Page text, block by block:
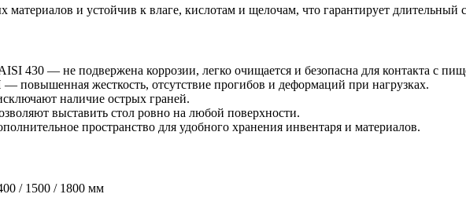
материалов и устойчив к влаге, кислотам и щелочам, что гарантирует
430 — не подвержена коррозии, легко очищается и безопасна для контакта с
жесткость, отсутствие прогибов и деформаций при нагрузках.
наличие острых граней.
выставить стол ровно на любой поверхности.
пространство для удобного хранения инвентаря и материалов.
/ 1500 / 1800 мм